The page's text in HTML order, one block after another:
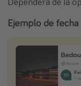
Ejemplo de